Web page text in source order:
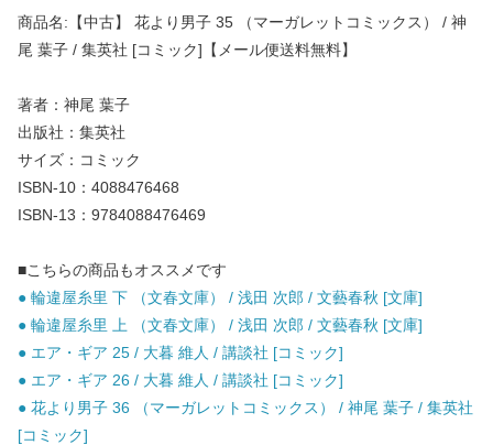
商品名:【中古】 花より男子 35 （マーガレットコミックス） / 神
尾 葉子 / 集英社 [コミック]【メール便送料無料】
著者：神尾 葉子
出版社：集英社
サイズ：コミック
ISBN-10：4088476468
ISBN-13：9784088476469
■こちらの商品もオススメです
● 輪違屋糸里 下 （文春文庫） / 浅田 次郎 / 文藝春秋 [文庫]
● 輪違屋糸里 上 （文春文庫） / 浅田 次郎 / 文藝春秋 [文庫]
● エア・ギア 25 / 大暮 維人 / 講談社 [コミック]
● エア・ギア 26 / 大暮 維人 / 講談社 [コミック]
● 花より男子 36 （マーガレットコミックス） / 神尾 葉子 / 集英社
[コミック]